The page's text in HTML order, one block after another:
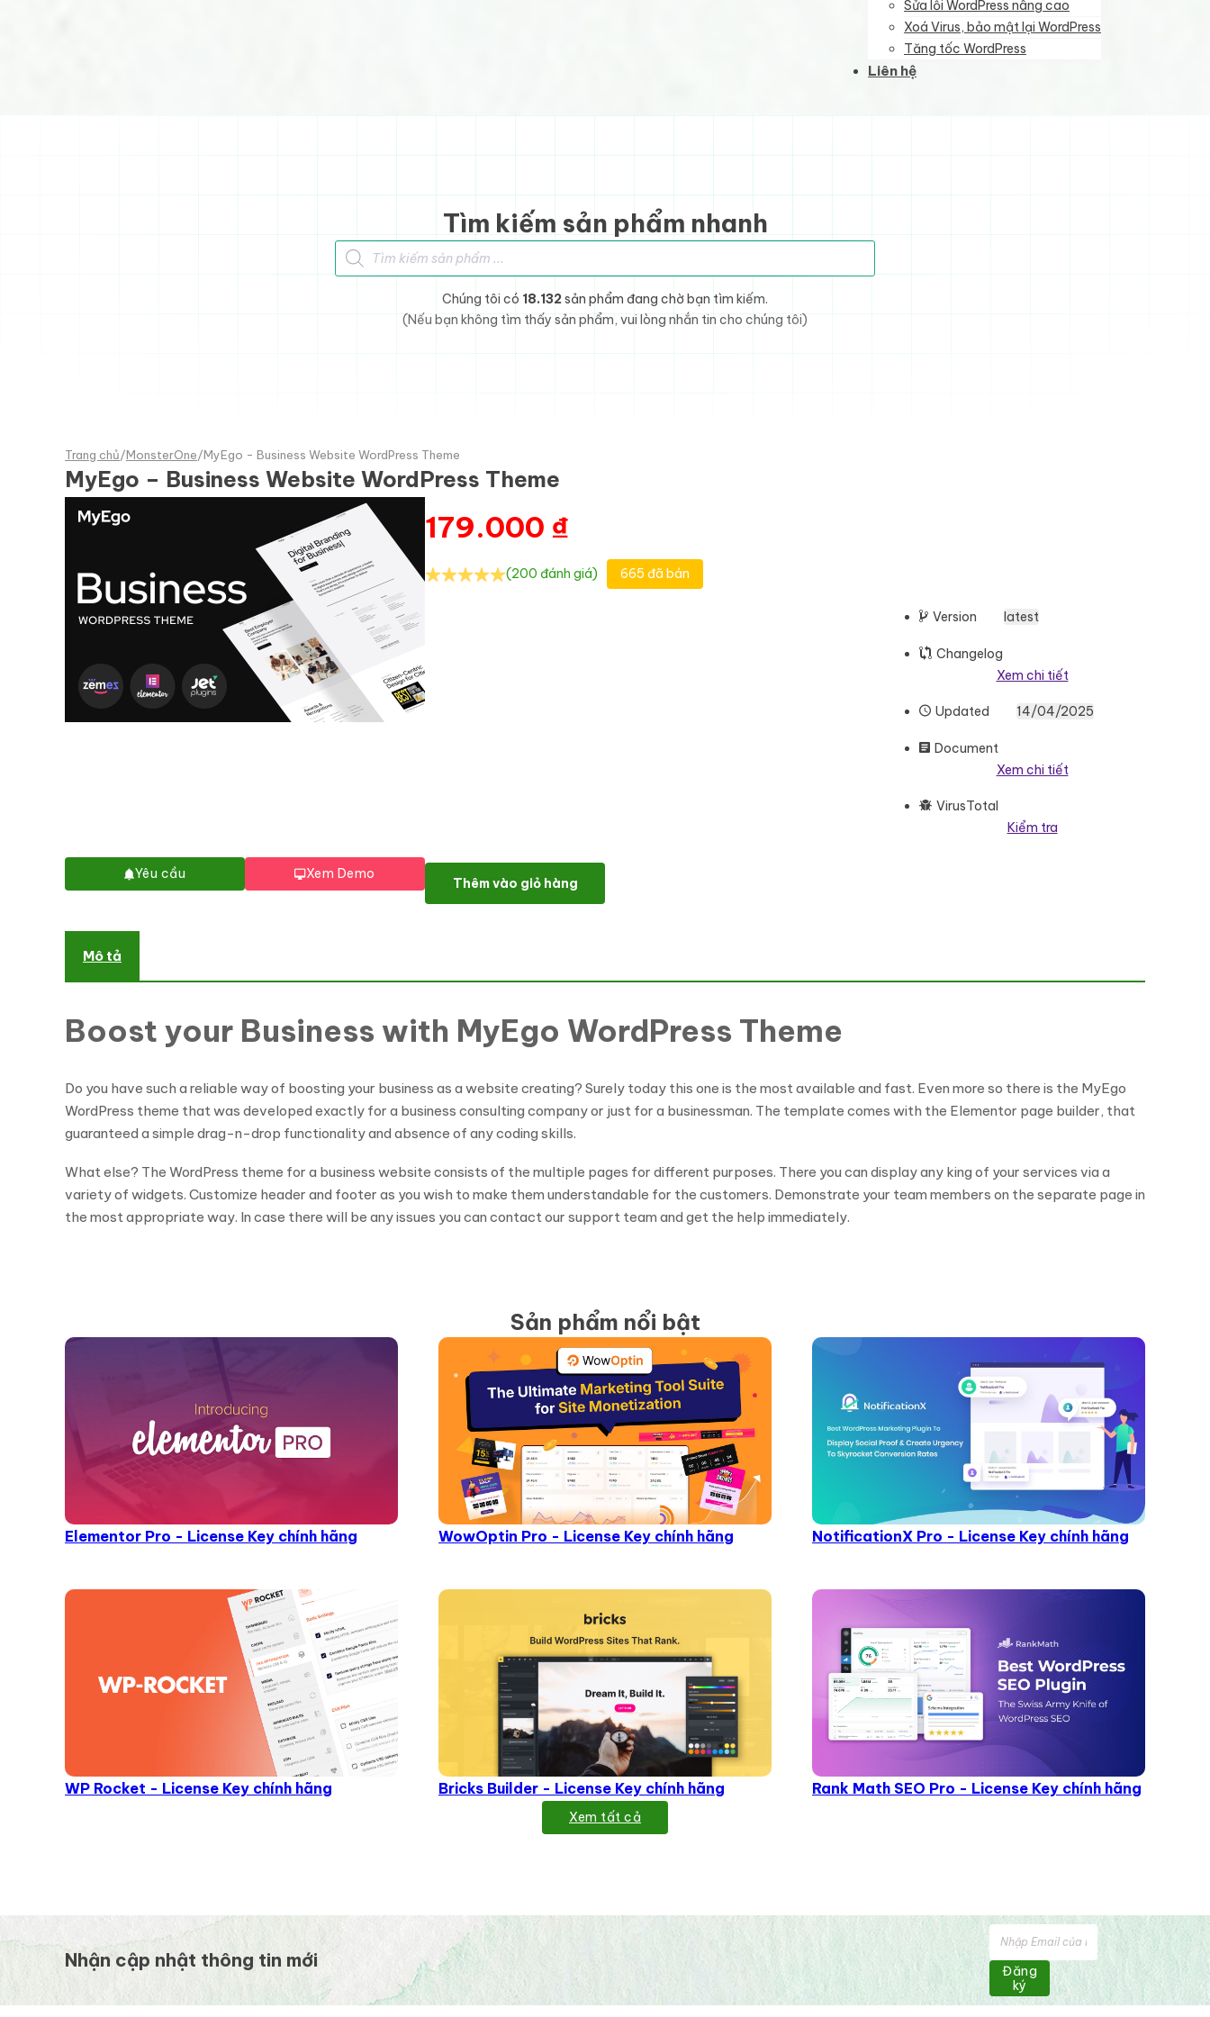
Sửa lỗi WordPress nâng cao
Xoá Virus, bảo mật lại WordPress
Tăng tốc WordPress
Liên hệ
Tìm kiếm sản phẩm nhanh
Tìm kiếm sản phẩm
Chúng tôi có 18.132 sản phẩm đang chờ bạn tìm kiếm.
(Nếu bạn không tìm thấy sản phẩm, vui lòng nhắn tin cho chúng tôi)
Trang chủ/MonsterOne/MyEgo - Business Website WordPress Theme
MyEgo – Business Website WordPress Theme
Yêu cầu Xem Demo
179.000 ₫
(200 đánh giá) 665 đã bán
Version latest
Changelog
Xem chi tiết
Updated 14/04/2025
Document
Xem chi tiết
VirusTotal
Kiểm tra
MyEgo - Business Website WordPress Theme số lượng
Thêm vào giỏ hàng
Mô tả
Boost your Business with MyEgo WordPress Theme
Do you have such a reliable way of boosting your business as a website creating? Surely today this one is the most available and fast. Even more so there is the MyEgo
WordPress theme that was developed exactly for a business consulting company or just for a businessman. The template comes with the Elementor page builder, that
guaranteed a simple drag-n-drop functionality and absence of any coding skills.
What else? The WordPress theme for a business website consists of the multiple pages for different purposes. There you can display any king of your services via a
variety of widgets. Customize header and footer as you wish to make them understandable for the customers. Demonstrate your team members on the separate page in
the most appropriate way. In case there will be any issues you can contact our support team and get the help immediately.
Sản phẩm nổi bật
Elementor Pro - License Key chính hãng WowOptin Pro - License Key chính hãng NotificationX Pro - License Key chính hãng
WP Rocket - License Key chính hãng Bricks Builder - License Key chính hãng Rank Math SEO Pro - License Key chính hãng
Xem tất cả
Nhận cập nhật thông tin mới
Đăng
ký